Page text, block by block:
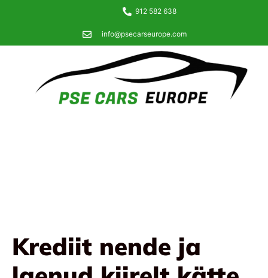
912 582 638
info@psecarseurope.com
Krediit nende ja